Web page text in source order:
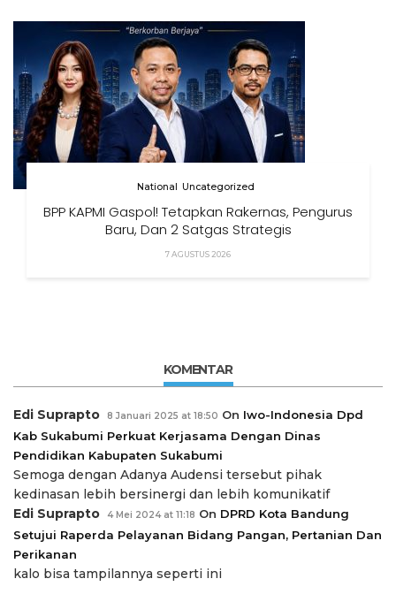
National Uncategorized
BPP KAPMI Gaspol! Tetapkan Rakernas, Pengurus
Baru, Dan 2 Satgas Strategis
7 AGUSTUS 2026
KOMENTAR
Edi Suprapto 8 Januari 2025 at 18:50 On Iwo-Indonesia Dpd
Kab Sukabumi Perkuat Kerjasama Dengan Dinas
Pendidikan Kabupaten Sukabumi
Semoga dengan Adanya Audensi tersebut pihak
kedinasan lebih bersinergi dan lebih komunikatif
Edi Suprapto
4 Mei 2024 at 11:18 On DPRD Kota Bandung
Setujui Raperda Pelayanan Bidang Pangan, Pertanian Dan
Perikanan
kalo bisa tampilannya seperti ini